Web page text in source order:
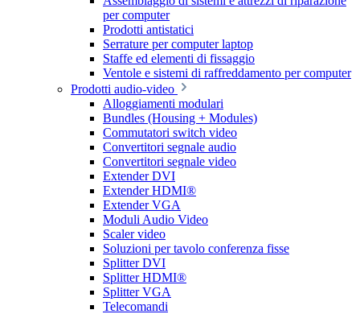
per computer
Prodotti antistatici
Serrature per computer laptop
Staffe ed elementi di fissaggio
Ventole e sistemi di raffreddamento per computer
Prodotti audio-video
Alloggiamenti modulari
Bundles (Housing + Modules)
Commutatori switch video
Convertitori segnale audio
Convertitori segnale video
Extender DVI
Extender HDMI®
Extender VGA
Moduli Audio Video
Scaler video
Soluzioni per tavolo conferenza fisse
Splitter DVI
Splitter HDMI®
Splitter VGA
Telecomandi